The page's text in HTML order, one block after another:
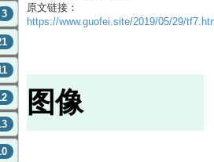
3
原文链接：
https://www.guofei.site/2019/05/29/
图像